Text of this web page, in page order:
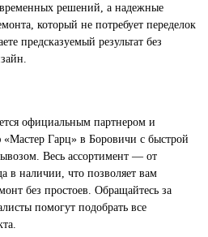
решений, а надежные
который не потребует переделок
предсказуемый результат без
официальным партнером и
Гарц» в Боровичи с быстрой
Весь ассортимент — от
в наличии, что позволяет вам
без простоев. Обращайтесь за
помогут подобрать все